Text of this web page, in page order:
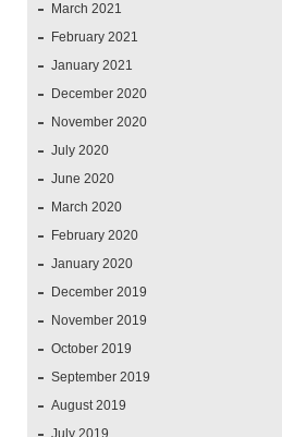
March 2021
February 2021
January 2021
December 2020
November 2020
July 2020
June 2020
March 2020
February 2020
January 2020
December 2019
November 2019
October 2019
September 2019
August 2019
July 2019